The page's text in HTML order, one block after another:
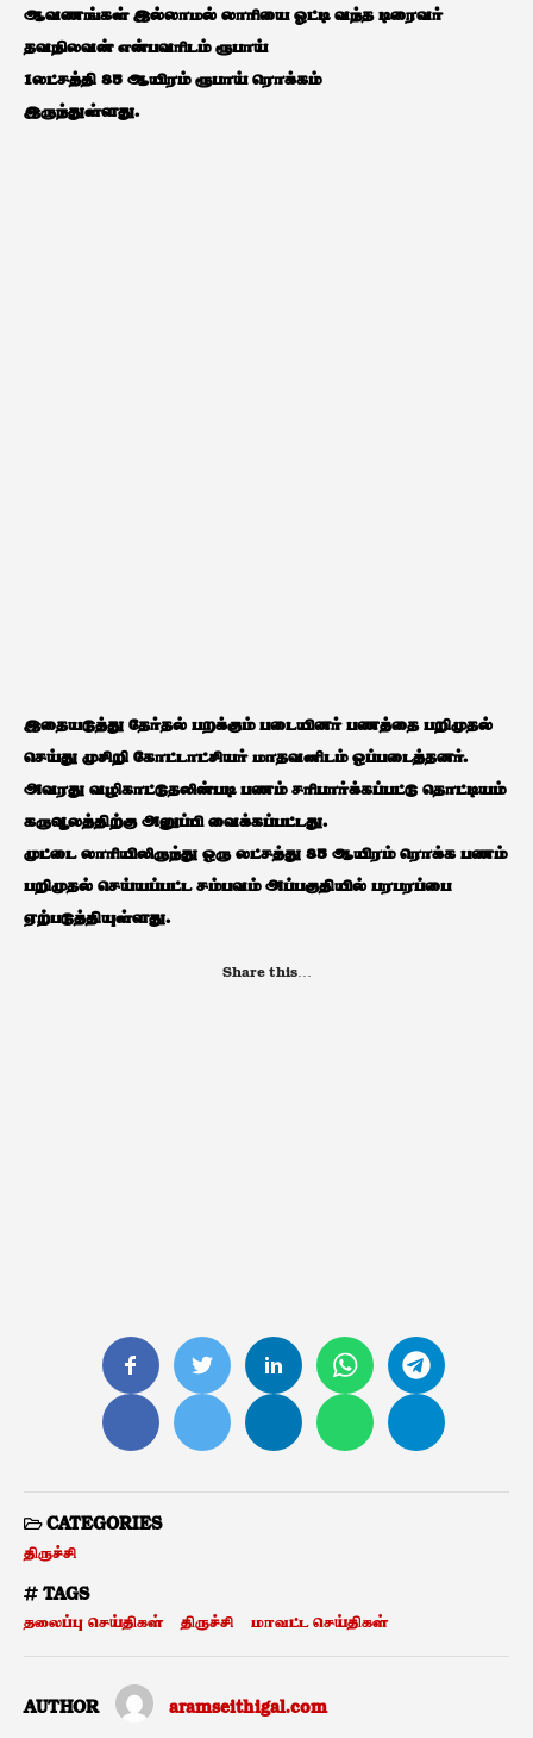
ஆவணங்கள் இல்லாமல் லாரியை ஓட்டி வந்த டிரைவர்
தவநிலவன் என்பவரிடம் ரூபாய்
1லட்சத்தி 85 ஆயிரம் ரூபாய் ரொக்கம்
இருந்துள்ளது.
இதையடுத்து தேர்தல் பறக்கும் படையினர் பணத்தை பறிமுதல்
செய்து முசிறி கோட்டாட்சியர் மாதவனிடம் ஒப்படைத்தனர்.
அவரது வழிகாட்டுதலின்படி பணம் சரிபார்க்கப்பட்டு தொட்டியம்
கருவூலத்திற்கு அனுப்பி வைக்கப்பட்டது.
முட்டை லாரியிலிருந்து ஒரு லட்சத்து 85 ஆயிரம் ரொக்க பணம்
பறிமுதல் செய்யப்பட்ட சம்பவம் அப்பகுதியில் பரபரப்பை
ஏற்படுத்தியுள்ளது.
Share this…
CATEGORIES
திருச்சி
TAGS
தலைப்பு செய்திகள் திருச்சி மாவட்ட செய்திகள்
AUTHOR aramseithigal.com